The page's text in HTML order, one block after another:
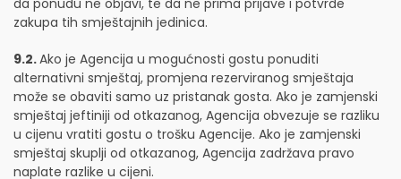
da ponudu ne objavi, te da ne prima prijave i potvrde
zakupa tih smještajnih jedinica.
9.2.Ako je Agencija u mogućnosti gostu ponuditi
alternativni smještaj, promjena rezerviranog smještaja
može se obaviti samo uz pristanak gosta. Ako je zamjenski
smještaj jeftiniji od otkazanog, Agencija obvezuje se razliku
u cijenu vratiti gostu o trošku Agencije. Ako je zamjenski
smještaj skuplji od otkazanog, Agencija zadržava pravo
naplate razlike u cijeni.